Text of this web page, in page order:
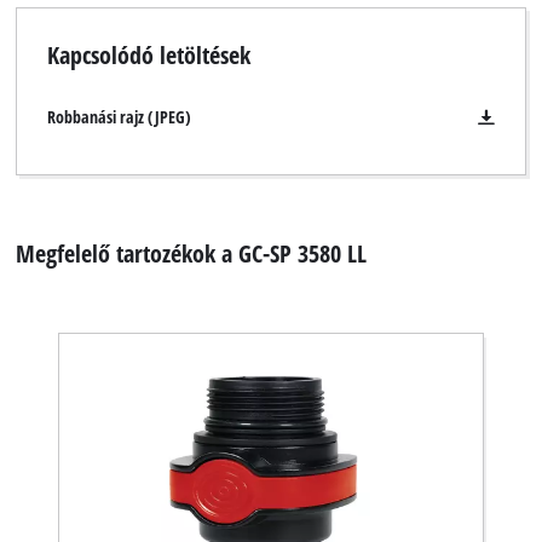
Kapcsolódó letöltések
Robbanási rajz (JPEG)
Megfelelő tartozékok a GC-SP 3580 LL